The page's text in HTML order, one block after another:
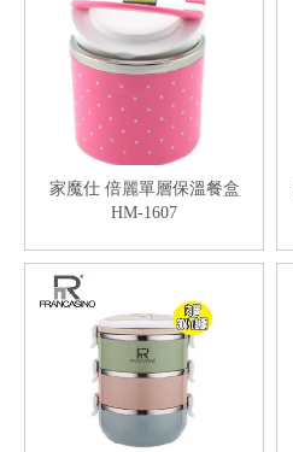
家魔仕 倍麗單層保溫餐盒
HM-1607